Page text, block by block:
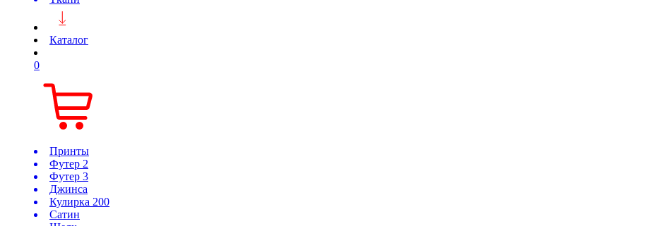
Каталог
0
Принты
Футер 2
Футер 3
Джинса
Кулирка 200
Сатин